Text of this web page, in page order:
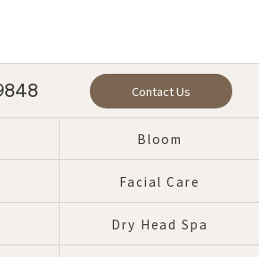
Contact Us
Bloom
Facial Care
Dry Head Spa